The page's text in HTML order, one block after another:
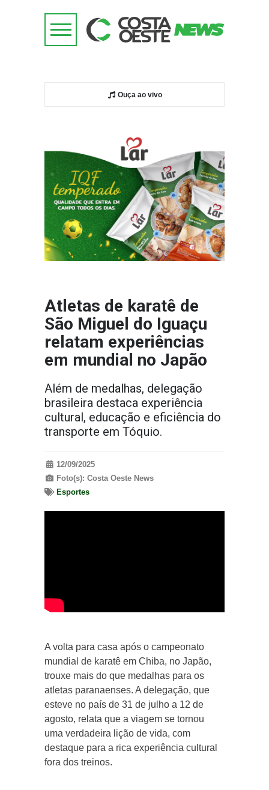
Ouça ao vivo
Atletas de karatê de
São Miguel do Iguaçu
relatam experiências
em mundial no Japão
Além de medalhas, delegação
brasileira destaca experiência
cultural, educação e eficiência do
transporte em Tóquio.
12/09/2025
Foto(s): Costa Oeste News
Esportes
A volta para casa após o campeonato
mundial de karatê em Chiba, no Japão,
trouxe mais do que medalhas para os
atletas paranaenses. A delegação, que
esteve no país de 31 de julho a 12 de
agosto, relata que a viagem se tornou
uma verdadeira lição de vida, com
destaque para a rica experiência cultural
fora dos treinos.